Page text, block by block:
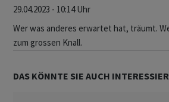
29.04.2023 - 10:14 Uhr
Wer was anderes erwartet hat, träumt.
zum grossen Knall.
DAS KÖNNTE SIE AUCH